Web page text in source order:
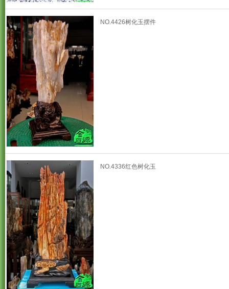
NO.4426树化玉摆件
NO.4336红色树化玉